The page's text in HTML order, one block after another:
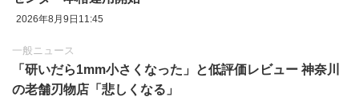
2026年8月9日11:45
一般ニュース
「研いだら1mm小さくなった」と低評価レビュー 神奈川
の老舗刃物店「悲しくなる」